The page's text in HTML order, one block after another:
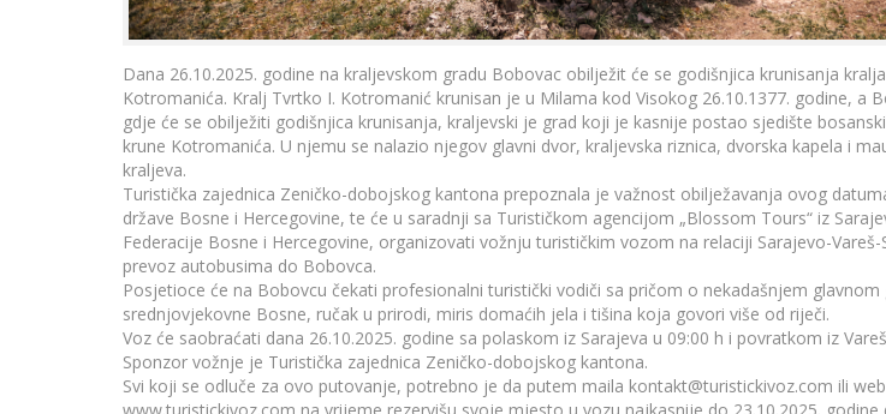
Dana 26.10.2025. godine na kraljevskom gradu Bobovac obilježit će se godišnjica krunisanja
Kotromanića. Kralj Tvrtko I. Kotromanić krunisan je u Milama kod Visokog 26.10.1377. godine, a
gdje će se obilježiti godišnjica krunisanja, kraljevski je grad koji je kasnije postao sjedište
krune Kotromanića. U njemu se nalazio njegov glavni dvor, kraljevska riznica, dvorska kapela i
kraljeva.
Turistička zajednica Zeničko-dobojskog kantona prepoznala je važnost obilježavanja ovog
države Bosne i Hercegovine, te će u saradnji sa Turističkom agencijom „Blossom Tours“ iz
Federacije Bosne i Hercegovine, organizovati vožnju turističkim vozom na relaciji Sarajevo-
prevoz autobusima do Bobovca.
Posjetioce će na Bobovcu čekati profesionalni turistički vodiči sa pričom o nekadašnjem glavnom
srednjovjekovne Bosne, ručak u prirodi, miris domaćih jela i tišina koja govori više od riječi.
Voz će saobraćati dana 26.10.2025. godine sa polaskom iz Sarajeva u 09:00 h i povratkom iz
Sponzor vožnje je Turistička zajednica Zeničko-dobojskog kantona.
Svi koji se odluče za ovo putovanje, potrebno je da putem maila kontakt@turistickivoz.com ili